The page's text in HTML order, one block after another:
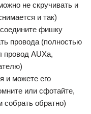
не скручивать и
и так)
фишку
провода (полностью
провод AUXа,
и можете его
или сфотайте,
собрать обратно)